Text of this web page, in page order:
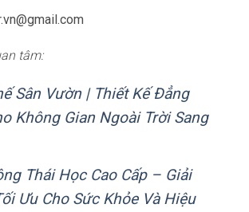
tâm:
Sân Vườn | Thiết Kế Đẳng
Không Gian Ngoài Trời Sang
Thái Học Cao Cấp – Giải
Ưu Cho Sức Khỏe Và Hiệu